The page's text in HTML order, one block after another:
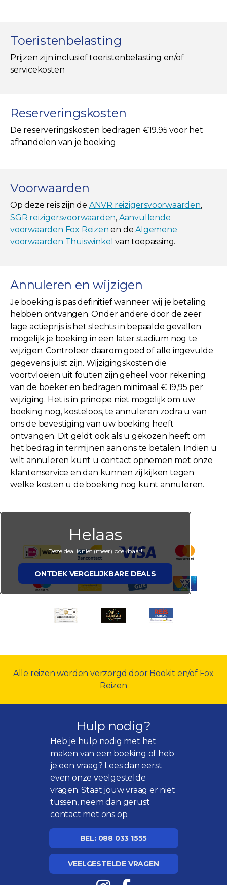
Toeristenbelasting
Prijzen zijn inclusief toeristenbelasting en/of
servicekosten
Reserveringskosten
De reserveringskosten bedragen €19.95 voor het
afhandelen van je boeking
Voorwaarden
Op deze reis zijn de ANVR reizigersvoorwaarden,
SGR reizigersvoorwaarden, Aanvullende
voorwaarden Fox Reizen en deAlgemene
voorwaarden Thuiswinkel van toepassing.
Annuleren en wijzigen
Je boeking is pas definitief wanneer wij je betaling
hebben ontvangen. Onder andere door de zeer
lage actieprijs is het slechts in bepaalde gevallen
mogelijk je boeking in een later stadium nog te
wijzigen. Controleer daarom goed of alle ingevulde
gegevens juist zijn. Wijzigingskosten die
voortvloeien uit fouten zijn geheel voor rekening
van de boeker en bedragen minimaal € 19,95 per
wijziging. Het is in principe niet mogelijk om uw
boeking nog, kosteloos, te annuleren zodra u van
ons de bevestiging van uw boeking heeft
ontvangen. Dit geldt ook als u gekozen heeft om
het bedrag in termijnen aan ons te betalen. Indien u
wilt annuleren kunt u contact opnemen met onze
klantenservice en dan kunnen zij kijken tegen
welke kosten u de boeking nog kunt annuleren.
Helaas
Deze deal is niet (meer) boekbaar!
ONTDEK VERGELIJKBARE DEALS
Alle reizen worden verzorgd door Bookit en/of Fox
Reizen
Hulp nodig?
Heb je hulp nodig met het
maken van een boeking of heb
je een vraag? Lees dan eerst
even onzeveelgestelde
vragen. Staat jouw vraag er niet
tussen, neem dan gerust
contact met ons op.
BEL: 088 033 1555
VEELGESTELDE VRAGEN